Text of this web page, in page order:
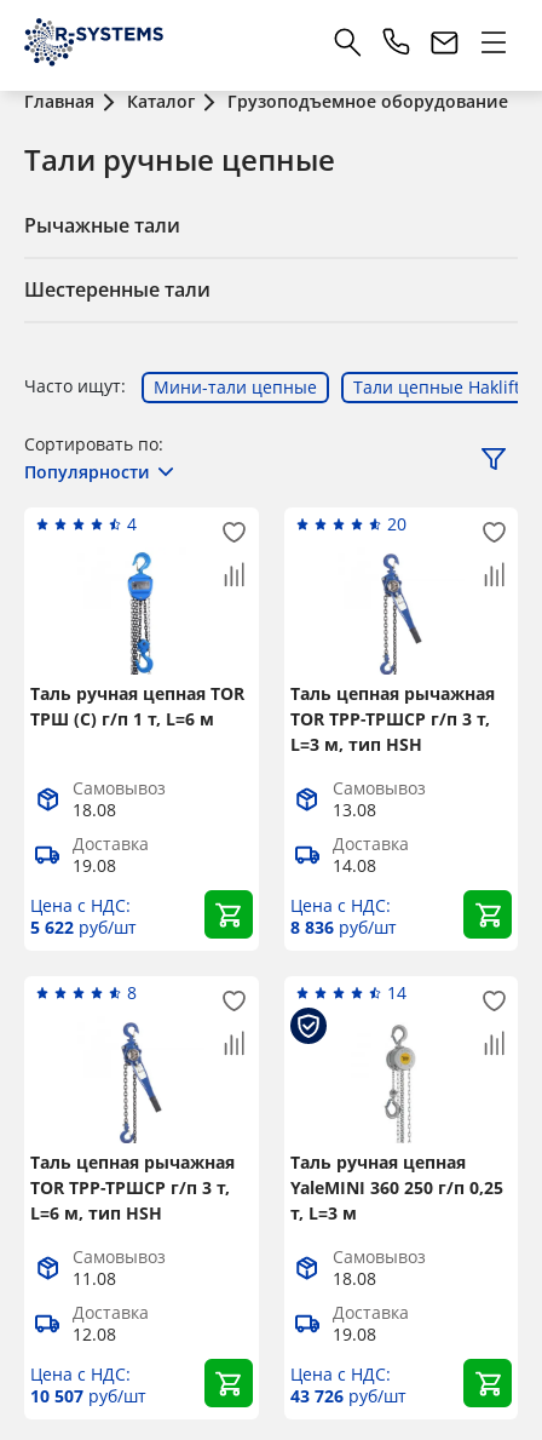
Главная Каталог Грузоподъемное оборудование
Тали ручные цепные
Рычажные тали
Шестеренные тали
Часто ищут: Мини-тали цепные Тали цепные Haklift
Сортировать по:
Популярности
4
Таль ручная цепная TOR
ТРШ (С) г/п 1 т, L=6 м
Самовывоз
18.08
Доставка
19.08
Цена с НДС:
5 622 руб/шт
20
Таль цепная рычажная
TOR ТРР-ТРШСР г/п 3 т,
L=3 м, тип HSH
Самовывоз
13.08
Доставка
14.08
Цена с НДС:
8 836руб/шт
8
Таль цепная рычажная
TOR ТРР-ТРШСР г/п 3 т,
L=6 м, тип HSH
Самовывоз
11.08
Доставка
12.08
Цена с НДС:
10 507 руб/шт
14
Таль ручная цепная
YaleMINI 360 250 г/п 0,25
т, L=3 м
Самовывоз
18.08
Доставка
19.08
Цена с НДС:
43 726руб/шт